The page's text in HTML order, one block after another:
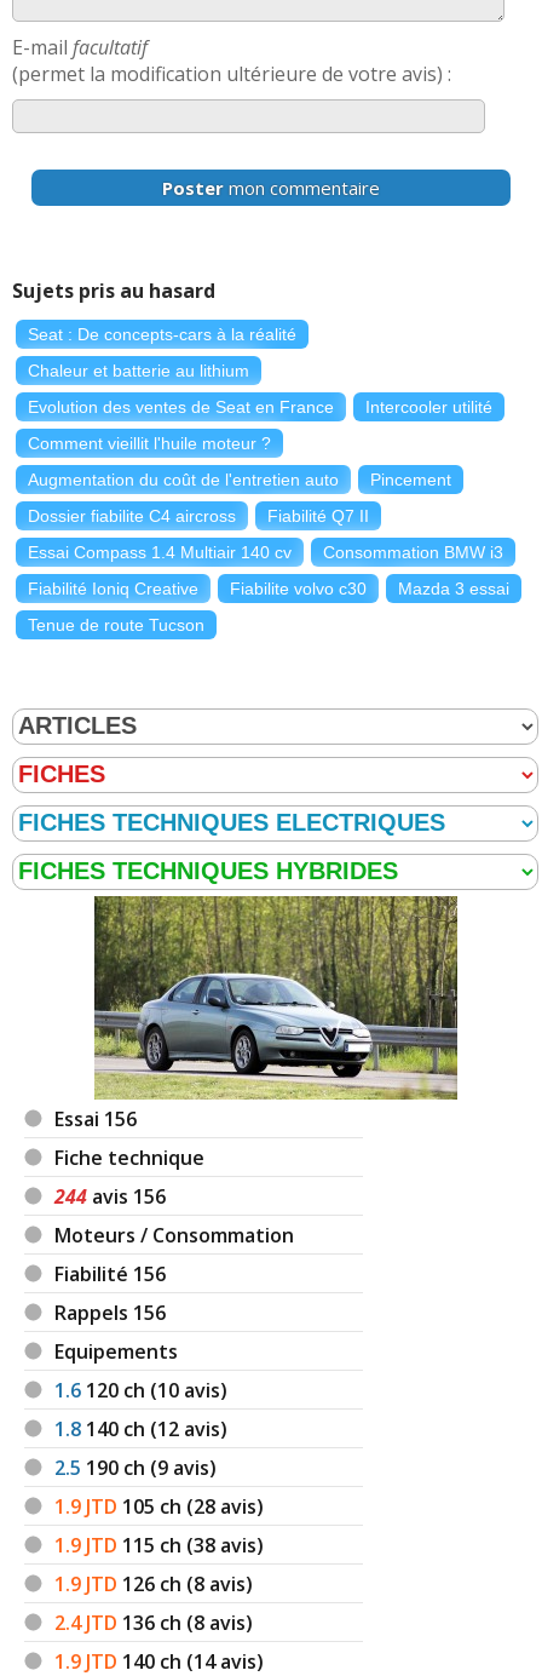
E-mail facultatif
(permet la modification ultérieure de votre avis) :
Poster mon commentaire
Sujets pris au hasard
Seat : De concepts-cars à la réalité
Chaleur et batterie au lithium
Evolution des ventes de Seat en France
Intercooler utilité
Comment vieillit l'huile moteur ?
Augmentation du coût de l'entretien auto
Pincement
Dossier fiabilite C4 aircross
Fiabilité Q7 II
Essai Compass 1.4 Multiair 140 cv
Consommation BMW i3
Fiabilité Ioniq Creative
Fiabilite volvo c30
Mazda 3 essai
Tenue de route Tucson
Essai 156
Fiche technique
244 avis 156
Moteurs / Consommation
Fiabilité 156
Rappels 156
Equipements
1.6 120 ch (10 avis)
1.8 140 ch (12 avis)
2.5 190 ch (9 avis)
1.9 JTD 105 ch (28 avis)
1.9 JTD 115 ch (38 avis)
1.9 JTD 126 ch (8 avis)
2.4 JTD 136 ch (8 avis)
1.9 JTD 140 ch (14 avis)